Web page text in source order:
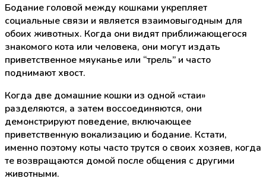
Бодание головой между кошками укрепляет
социальные связи и является взаимовыгодным для
обоих животных. Когда они видят приближающегося
знакомого кота или человека, они могут издать
приветственное мяуканье или “трель” и часто
поднимают хвост.
Когда две домашние кошки из одной «стаи»
разделяются, а затем воссоединяются, они
демонстрируют поведение, включающее
приветственную вокализацию и бодание. Кстати,
именно поэтому коты часто трутся о своих хозяев, когда
те возвращаются домой после общения с другими
животными.